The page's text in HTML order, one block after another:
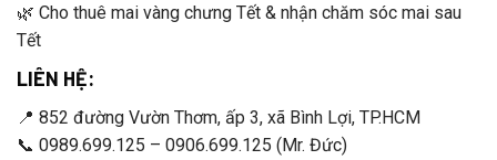
🌿 Cho thuê mai vàng chưng Tết & nhận chăm sóc mai sau
Tết
LIÊN HỆ:
📍 852 đường Vườn Thơm, ấp 3, xã Bình Lợi, TP.HCM
📞 0989.699.125 – 0906.699.125 (Mr. Đức)